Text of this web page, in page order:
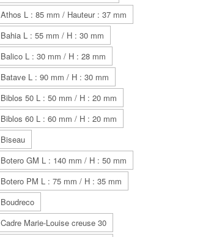
Athos L : 85 mm / Hauteur : 37 mm
Bahia L : 55 mm / H : 30 mm
Balico L : 30 mm / H : 28 mm
Batave L : 90 mm / H : 30 mm
Biblos 50 L : 50 mm / H : 20 mm
Biblos 60 L : 60 mm / H : 20 mm
Biseau
Botero GM L : 140 mm / H : 50 mm
Botero PM L : 75 mm / H : 35 mm
Boudreco
Cadre Marie-Louise creuse 30